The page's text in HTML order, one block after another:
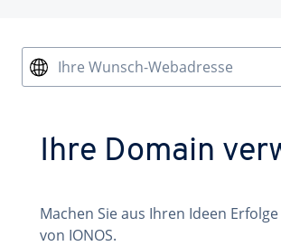
Ihre Wunsch-Webadresse
Ihre Domain
Machen Sie aus Ihren Ideen
von IONOS.